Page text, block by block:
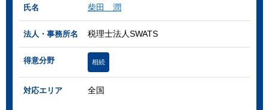
氏名 柴田 潤
法人・事務所名 税理士法人SWATS
得意分野 相続
対応エリア 全国